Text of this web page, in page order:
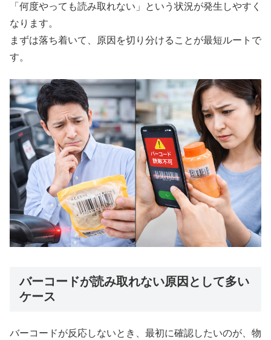
「何度やっても読み取れない」という状況が発生しやすく
なります。
まずは落ち着いて、原因を切り分けることが最短ルートで
す。
バーコードが読み取れない原因として多い
ケース
バーコードが反応しないとき、最初に確認したいのが、物